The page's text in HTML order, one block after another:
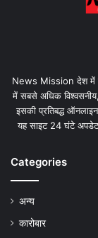
News Mission देश में
में सबसे अधिक विश्वसनीय,
इसकी प्रतिबद्ध
यह साइट 24 घंटे अपडेट
Categories
अन्य
कारोबार